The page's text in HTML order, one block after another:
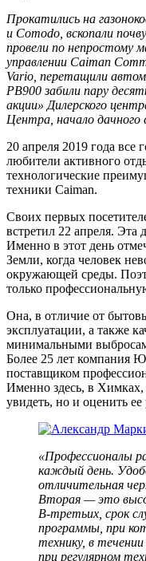
Прокатились на
и Comodo, вскопали
провели по непростому
управлении Caiman
Vario, перетащили
PB900 забили пару
акции» Дилерского
Центра, начало дачного
20 апреля 2019 года
любители активного
технологические
техники Caiman.
Своих первых
встретил 22 апреля. Эта
Именно в этот день
Земли, когда человек
окружающей среды.
только
Она, в отличие от
эксплуатации, а также
минимальными
Более 25 лет компания
поставщиком
Именно здесь, в Химках,
увидеть, но и оценить ее
«Профессионалы
каждый день.
отличительная
Вторая — это
В-третьих, срок
программы, при
технику, в
при регулярном